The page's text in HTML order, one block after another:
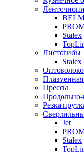
Stalex
Листогибы
Stalex
Плазменная
Прессы
Продольно-
Резка
Jet
Stalex